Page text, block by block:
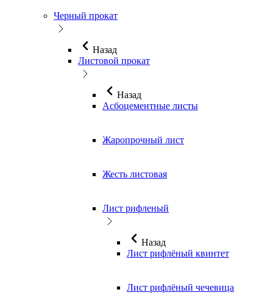
Черный прокат
Назад
Листовой прокат
Назад
Асбоцементные листы
Жаропрочный лист
Жесть листовая
Лист рифленый
Назад
Лист рифлёный квинтет
Лист рифлёный чечевица